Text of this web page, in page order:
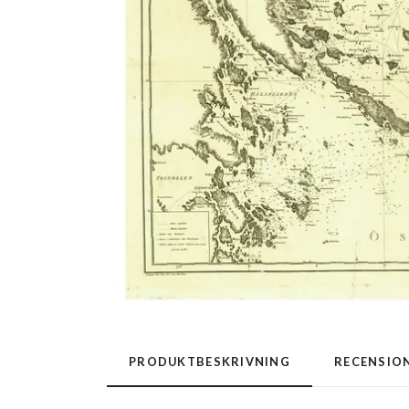
PRODUKTBESKRIVNING